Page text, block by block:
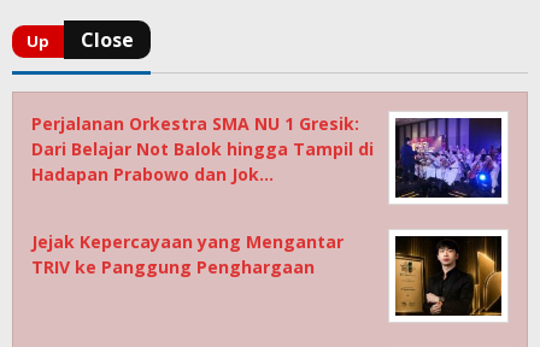
Perjalanan Orkestra SMA NU 1 Gresik:
Dari Belajar Not Balok hingga Tampil di
Hadapan Prabowo dan Jok…
Jejak Kepercayaan yang Mengantar
TRIV ke Panggung Penghargaan